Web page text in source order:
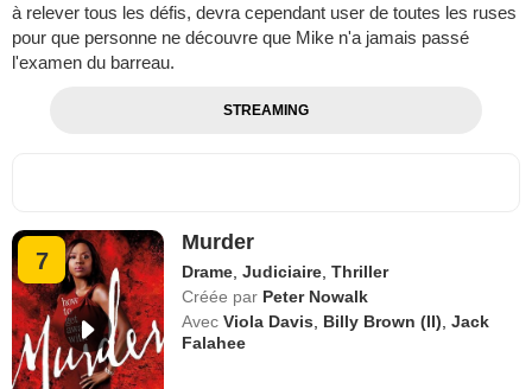
à relever tous les défis, devra cependant user de toutes les ruses
pour que personne ne découvre que Mike n'a jamais passé
l'examen du barreau.
STREAMING
7
Murder
Drame ,Judiciaire ,Thriller
Créée par Peter Nowalk
Avec Viola Davis Billy Brown (II) ,Jack
Falahee